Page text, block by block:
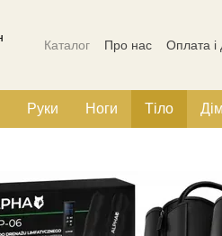
Каталог Про нас
Оплата і
Руки Ноги Тіло